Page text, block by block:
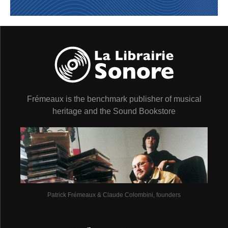
fandangos est le terme générique qui englobe les
malagueñas, les granaínas - qui sont des fandangos de
Malaga - et les fandangos de Huelva. On peut ajouter
chants avec « compás » alors que tout les autres sont
des chants libres qui, de ce fait, écartent la danse. Il est
une jolie formule qui dit que la solea est la mère des
rythmes à trois temps et que les tarentos sont la figure
paternelle des « compás » à 4 temps.
Tout en écartant une approche encyclopédique qui
sentirait trop le parfum folklorique, il a bien fallu puiser
dans des réalisations d’époque dont l’objectif était de
relever tous les cantes afin de valoriser une musique qui
n’était alors audible pour le grand public que depuis une
trentaine d’années. On ajoutera qu’un cante comme le «
Frémeaux is the benchmark publisher of musical
heritage and the Sound Bookstore
Patrick Frémeaux & Claude Colombini, founders